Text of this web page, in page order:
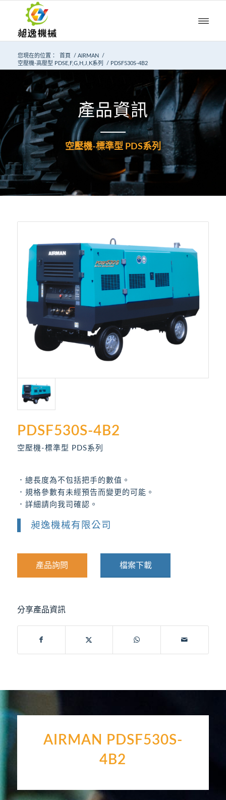
您現在的位置： 首頁 / AIRMAN
/
空壓機-高壓型 PDSE,F,G,H,J,K系列
/ PDSF530S-4B2
產品資訊
空壓機-標準型 PDS系列
PDSF530S-4B2
空壓機-標準型 PDS系列
．總長度為不包括把手的數值。
．規格參數有未經預告而變更的可能。
．詳細請向我司確認。
昶逸機械有限公司
產品詢問 檔案下載
分享產品資訊
AIRMAN PDSF530S-
4B2